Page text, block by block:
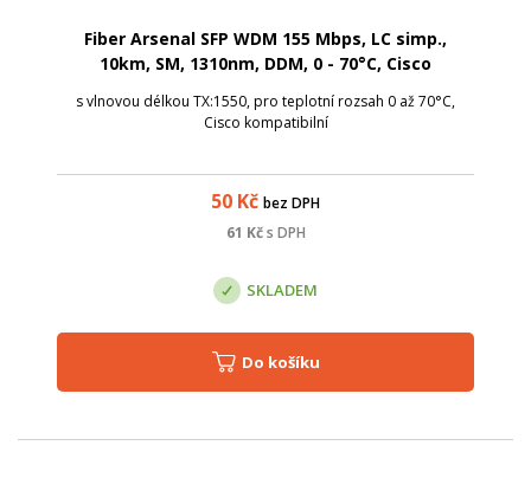
Fiber Arsenal SFP WDM 155 Mbps, LC simp.,
10km, SM, 1310nm, DDM, 0 - 70°C, Cisco
s vlnovou délkou TX:1550, pro teplotní rozsah 0 až 70°C,
Cisco kompatibilní
50 Kč bez DPH
61 Kč s DPH
SKLADEM
Do košíku